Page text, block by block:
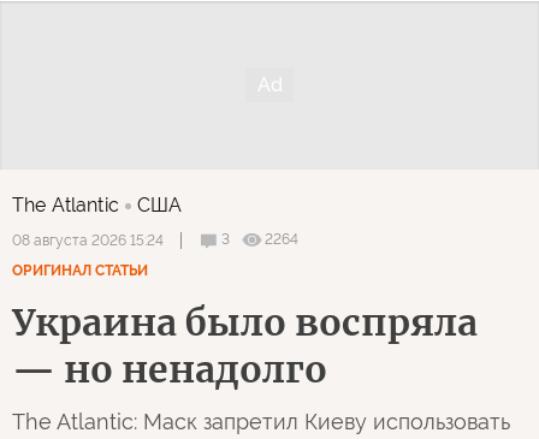
The Atlantic США
08 августа 2026 15:24 3
2264
ОРИГИНАЛ СТАТЬИ
Украина было воспряла
— но ненадолго
The Atlantic: Маск запретил Киеву использовать